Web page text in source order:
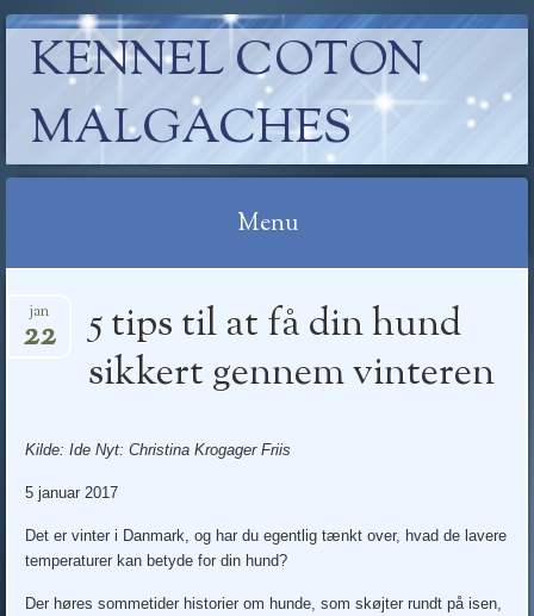
KENNEL COTON
MALGACHES
Menu
to
5 tips til at få din hund
sikkert gennem vinteren
jan
22
Kilde: Ide Nyt: Christina Krogager Friis
5 januar 2017
Det er vinter i Danmark, og har du egentlig tænkt over, hvad de lavere
temperaturer kan betyde for din hund?
Der høres sommetider historier om hunde, som skøjter rundt på isen,